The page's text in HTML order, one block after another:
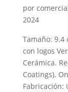
por
2024
Tamaño: 9.4
con logos
Cerámica.
Coatings).
Fabricación: